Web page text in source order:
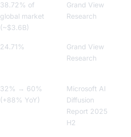
38.72% of
global market
(~$3.6B)
Grand View
Research
24.71%
Grand View
Research
32% → 60%
(+88% YoY)
Microsoft AI
Diffusion
Report 2025
H2